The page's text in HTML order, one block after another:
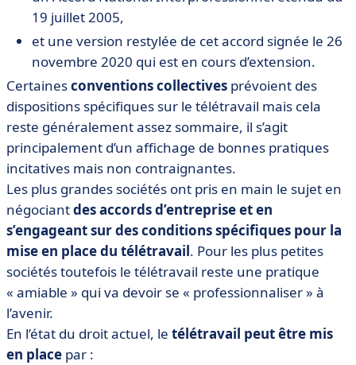
19 juillet 2005,
et une version restylée de cet accord signée le 26
novembre 2020 qui est en cours d’extension.
Certainesconventions collectives prévoient des
dispositions spécifiques sur le télétravail mais cela
reste généralement assez sommaire, il s’agit
principalement d’un affichage de bonnes pratiques
incitatives mais non contraignantes.
Les plus grandes sociétés ont pris en main le sujet en
négociantdes accords d’entreprise et en
s’engageant sur des conditions spécifiques pour la
mise en place du télétravail. Pour les plus petites
sociétés toutefois le télétravail reste une pratique
« amiable » qui va devoir se « professionnaliser » à
l’avenir.
En l’état du droit actuel, le télétravail peut être mis
en place par :